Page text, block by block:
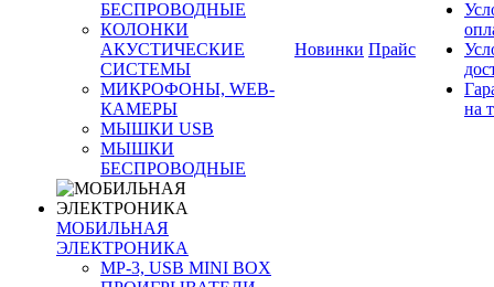
БЕСПРОВОДНЫЕ
КОЛОНКИ
АКУСТИЧЕСКИЕ
СИСТЕМЫ
МИКРОФОНЫ, WEB-
КАМЕРЫ
МЫШКИ USB
МЫШКИ
БЕСПРОВОДНЫЕ
МОБИЛЬНАЯ
ЭЛЕКТРОНИКА
MP-3, USB MINI BOX
Новинки Прайс
на